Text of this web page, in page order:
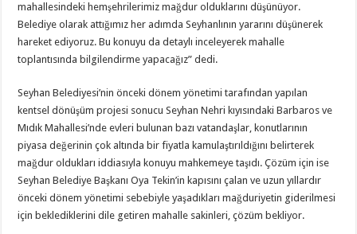
mahallesindeki hemşehrilerimiz mağdur olduklarını düşünüyor.
Belediye olarak attığımız her adımda Seyhanlının yararını düşünerek
hareket ediyoruz. Bu konuyu da detaylı inceleyerek mahalle
toplantısında bilgilendirme yapacağız” dedi.
Seyhan Belediyesi’nin önceki dönem yönetimi tarafından yapılan
kentsel dönüşüm projesi sonucu Seyhan Nehri kıyısındaki Barbaros ve
Mıdık Mahallesi’nde evleri bulunan bazı vatandaşlar, konutlarının
piyasa değerinin çok altında bir fiyatla kamulaştırıldığını belirterek
mağdur oldukları iddiasıyla konuyu mahkemeye taşıdı. Çözüm için ise
Seyhan Belediye Başkanı Oya Tekin’in kapısını çalan ve uzun yıllardır
önceki dönem yönetimi sebebiyle yaşadıkları mağduriyetin giderilmesi
için beklediklerini dile getiren mahalle sakinleri, çözüm bekliyor.